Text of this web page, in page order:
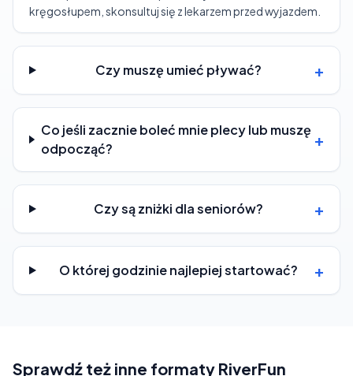
kręgosłupem, skonsultuj się z lekarzem przed wyjazdem.
Czy muszę umieć pływać? +
Co jeśli zacznie boleć mnie plecy lub muszę
odpocząć?
+
Czy są zniżki dla seniorów? +
O której godzinie najlepiej startować? +
Sprawdź też inne formaty RiverFun